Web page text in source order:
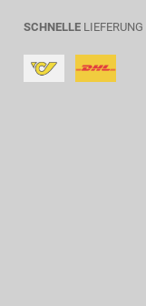
SCHNELLE LIEFERUNG